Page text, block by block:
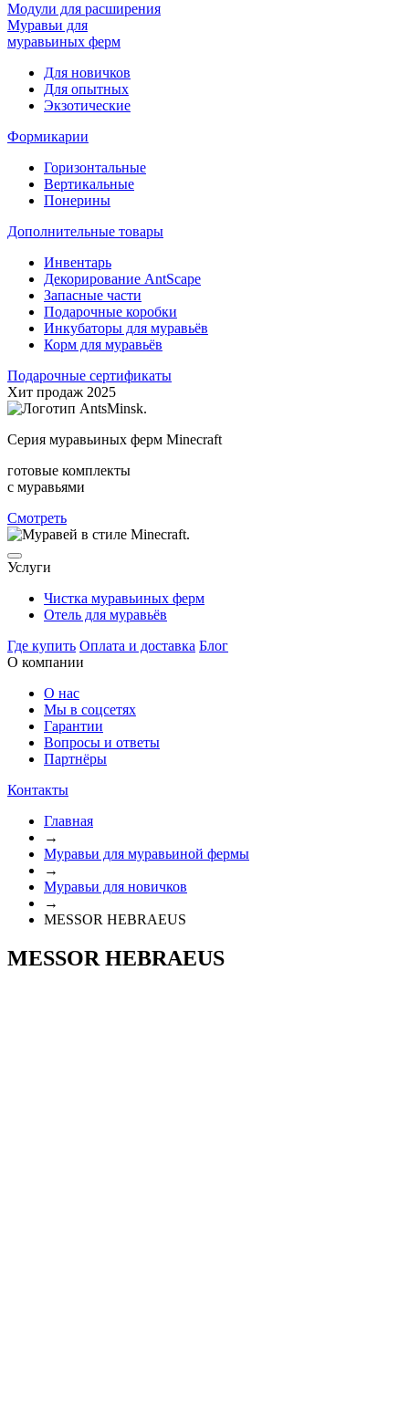
Модули для расширения
Муравьи для
муравьиных ферм
Для новичков
Для опытных
Экзотические
Формикарии
Горизонтальные
Вертикальные
Понерины
Дополнительные товары
Инвентарь
Декорирование AntScape
Запасные части
Подарочные коробки
Инкубаторы для муравьёв
Корм для муравьёв
Подарочные сертификаты
Хит продаж 2025
Серия муравьиных ферм Minecraft
готовые комплекты
с муравьями
Смотреть
Услуги
Чистка муравьиных ферм
Отель для муравьёв
Где купить Оплата и доставка Блог
О компании
О нас
Мы в соцсетях
Гарантии
Вопросы и ответы
Партнёры
Контакты
Главная
→
Муравьи для муравьиной фермы
→
Муравьи для новичков
→
MESSOR HEBRAEUS
MESSOR HEBRAEUS